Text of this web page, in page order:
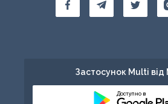
Застосунок Multi від
Доступно в